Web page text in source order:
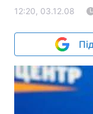
12:20, 03.12.08